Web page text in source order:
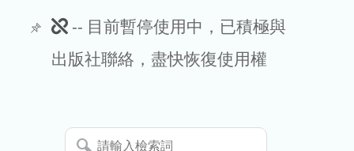
此
期
暫
-- 目前暫停使用中，已積極與
出版社聯絡，盡快恢復使用權
請